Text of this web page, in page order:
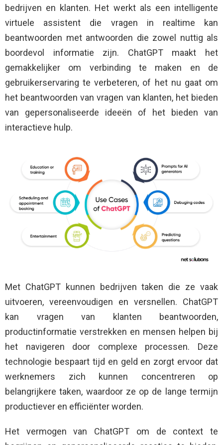
bedrijven en klanten. Het werkt als een intelligente
virtuele assistent die vragen in realtime kan
beantwoorden met antwoorden die zowel nuttig als
boordevol informatie zijn. ChatGPT maakt het
gemakkelijker om verbinding te maken en de
gebruikerservaring te verbeteren, of het nu gaat om
het beantwoorden van vragen van klanten, het bieden
van gepersonaliseerde ideeën of het bieden van
interactieve hulp.
Met ChatGPT kunnen bedrijven taken die ze vaak
uitvoeren, vereenvoudigen en versnellen. ChatGPT
kan vragen van klanten beantwoorden,
productinformatie verstrekken en mensen helpen bij
het navigeren door complexe processen. Deze
technologie bespaart tijd en geld en zorgt ervoor dat
werknemers zich kunnen concentreren op
belangrijkere taken, waardoor ze op de lange termijn
productiever en efficiënter worden.
Het vermogen van ChatGPT om de context te